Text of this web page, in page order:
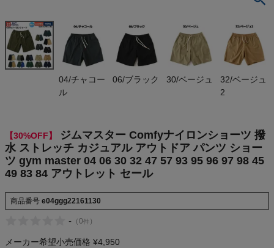
CHUMS
メンズカジュアルウェア
レディースカジュアルウェア
メンズスポーツウェア
04/チャコー
ル
06/ブラック 30/ベージュ
32/ベージュ
2
【30%OFF】
ジムマスター Comfyナイロンショーツ 撥
水 ストレッチ カジュアル アウトドア パンツ ショー
ツ gym master 04 06 30 32 47 57 93 95 96 97 98 45
49 83 84 アウトレット セール
商品番号 e04ggg22161130
- （0件 ）
メーカー希望小売価格 ¥4,950